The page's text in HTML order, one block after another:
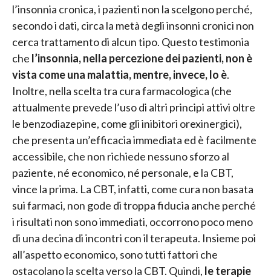
l’insonnia cronica, i pazienti non la scelgono perché,
secondo i dati, circa la metà degli insonni cronici non
cerca trattamento di alcun tipo. Questo testimonia
che l’insonnia, nella percezione dei pazienti, non è
vista come una malattia, mentre, invece, lo è.
Inoltre, nella scelta tra cura farmacologica (che
attualmente prevede l’uso di altri principi attivi oltre
le benzodiazepine, come gli inibitori orexinergici),
che presenta un’efficacia immediata ed è facilmente
accessibile, che non richiede nessuno sforzo al
paziente, né economico, né personale, e la CBT,
vince la prima. La CBT, infatti, come cura non basata
sui farmaci, non gode di troppa fiducia anche perché
i risultati non sono immediati, occorrono poco meno
di una decina di incontri con il terapeuta. Insieme poi
all’aspetto economico, sono tutti fattori che
ostacolano la scelta verso la CBT. Quindi, le terapie